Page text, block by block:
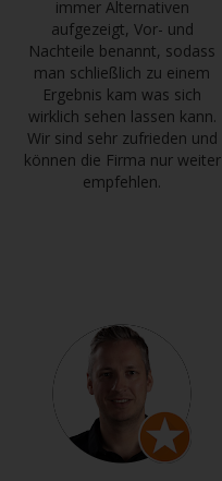
immer Alternativen
aufgezeigt, Vor- und
Nachteile benannt, sodass
man schließlich zu einem
Ergebnis kam was sich
wirklich sehen lassen kann.
Wir sind sehr zufrieden und
können die Firma nur weiter
empfehlen.